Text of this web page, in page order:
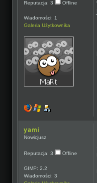
Reputacja: 3 Offline
Wiadomości: 1
Galeria Użytkownika
yami
Nowicjusz
Reputacja: 3 Offline
GIMP: 2.2
Wiadomości: 3